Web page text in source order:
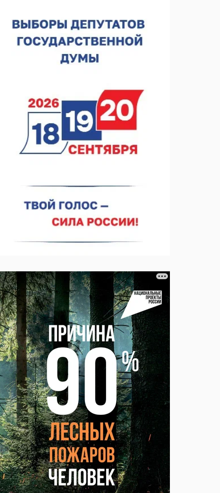
В Сеченовском округе открыт лагерь «Теплый стан»
07.08.2026 10:35
Тульские мастера и сегодня куют славу и доблесть
В Нижнем Новгороде откроют IT-центр по
кибербезопасности
06.08.2026 18:42
В Нижегородской области наградили лидеров